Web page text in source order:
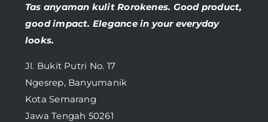
Tas anyaman kulit Rorokenes. Good product,
good impact. Elegance in your everyday
looks.
Jl. Bukit Putri No. 17
Ngesrep, Banyumanik
Kota Semarang
Jawa Tengah 50261